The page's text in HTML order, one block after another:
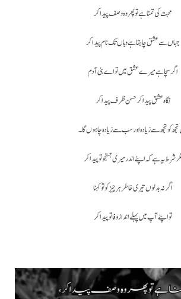
محبت کی تمنا ہے تو پھر وہوصف پیدا کر
جہاں سے عشق چاہتا ہے وہاں تک نام پیدا کر
اگر سچا ہے میرے عشق میں تواے بنی آدم
نگاہ عشق پیدا کر حسن ظرف پیدا کر
تجھ کو تجھ سے زیادہ اور سب سے زیادہ چاہوں گا۔
مگر شرط یہ ہے کہ اپنے اندر میری جستجو تو پیدا کر
اگر نہ بدلوں تیری خاطر ہر چیز کو تو کہنا
تو اپنے آپ میں پہلے انداز وفا تو پیدا کر